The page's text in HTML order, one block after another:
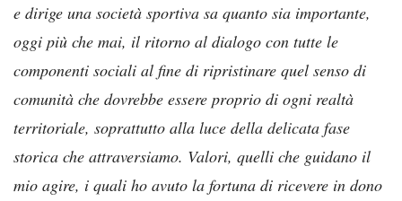
e dirige una società sportiva sa quanto sia importante,
oggi più che mai, il ritorno al dialogo con tutte le
componenti sociali al fine di ripristinare quel senso di
comunità che dovrebbe essere proprio di ogni realtà
territoriale, soprattutto alla luce della delicata fase
storica che attraversiamo. Valori, quelli che guidano il
mio agire, i quali ho avuto la fortuna di ricevere in dono